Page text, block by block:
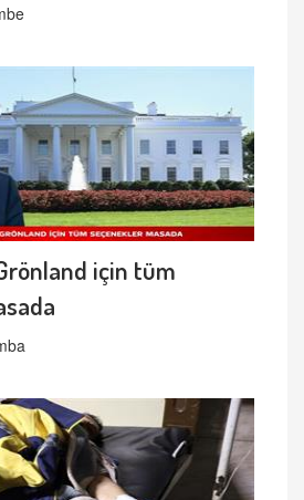
için tüm